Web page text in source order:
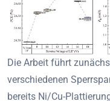
Die Arbeit führt
verschiedenen
bereits Ni/Cu-